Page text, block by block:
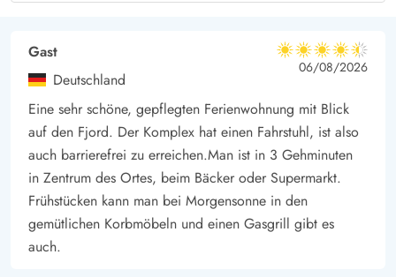
Diese 4+-Sterne Ferienwohnung in Hvide Sande ist der
perfekte Ausgangspunkt für eure Abenteuer und bietet euch
unvergessliche Urlaubstage verbringen werdet. Bucht jetzt und
freut euch darauf, euren Urlaub an einem der schönsten
Küstenorte Dänemarks zu genießen.
Gast
Deutschland
4.5 von 5
4.5 von 5
4.5 out of 5
06/08/2026
Eine sehr schöne, gepflegten Ferienwohnung mit Blick
auf den Fjord. Der Komplex hat einen Fahrstuhl, ist also
auch barrierefrei zu erreichen.Man ist in 3 Gehminuten
in Zentrum des Ortes, beim Bäcker oder Supermarkt.
Frühstücken kann man bei Morgensonne in den
gemütlichen Korbmöbeln und einen Gasgrill gibt es
auch.